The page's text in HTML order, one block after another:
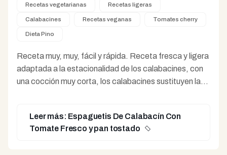
Recetas vegetarianas Recetas ligeras
Calabacines Recetas veganas Tomates cherry
Dieta Pino
Receta muy, muy, fácil y rápida. Receta fresca y ligera
adaptada a la estacionalidad de los calabacines, con
una cocción muy corta, los calabacines sustituyen la
verduras.
Leer más: Espaguetis De Calabacín Con
Tomate Fresco y pan tostado